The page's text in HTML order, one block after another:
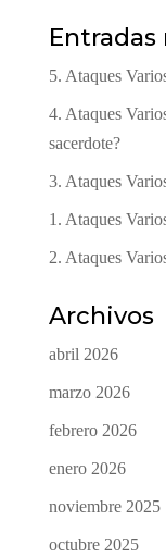
5. Ataques
4. Ataques
sacerdote?
3. Ataques
1. Ataques
2. Ataques
Archivos
abril 2026
marzo 2026
febrero 2026
enero 2026
noviembre 2025
octubre 2025